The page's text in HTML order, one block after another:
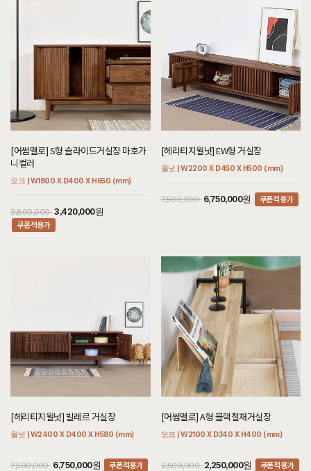
[어썸멜로] S형 슬라이드거실장 마호가
니컬러
오크 | W1800 X D400 X H650 (mm)
3,800,000 3,420,000원
쿠폰적용가
[헤리티지월넛] EW형 거실장
월넛 | W2200 X D450 X H500 (mm)
7,500,000 6,750,000원 쿠폰적용가
[헤리티지월넛] 빌레르 거실장
월넛 | W2400 X D400 X H580 (mm)
7,500,000 6,750,000원 쿠폰적용가
[어썸멜로] A형 블랙철재거실장
오크 | W2100 X D340 X H400 (mm)
2,500,000 2,250,000원 쿠폰적용가